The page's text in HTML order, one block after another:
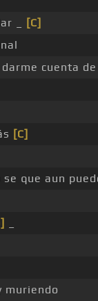
_
[C]
cuenta de
[C]
se que aun
muriendo